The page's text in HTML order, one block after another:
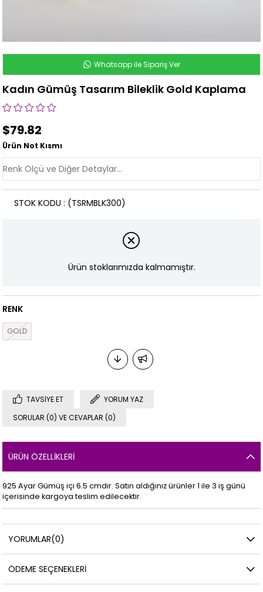
Whatsapp ile Sipariş Ver
Kadın Gümüş Tasarım Bileklik Gold Kaplama
$79.82
Ürün Not Kısmı
(TSRMBLK300)
STOK KODU
Ürün stoklarımızda kalmamıştır.
RENK
GOLD
TAVSIYE ET
YORUM YAZ
SORULAR (0) VE CEVAPLAR (0)
ÜRÜN ÖZELLIKLERI
925 Ayar Gümüş içi 6.5 cmdir. Satın aldığınız ürünler 1 ile 3 iş günü
içerisinde kargoya teslim edilecektir.
YORUMLAR(0)
ÖDEME SEÇENEKLERI